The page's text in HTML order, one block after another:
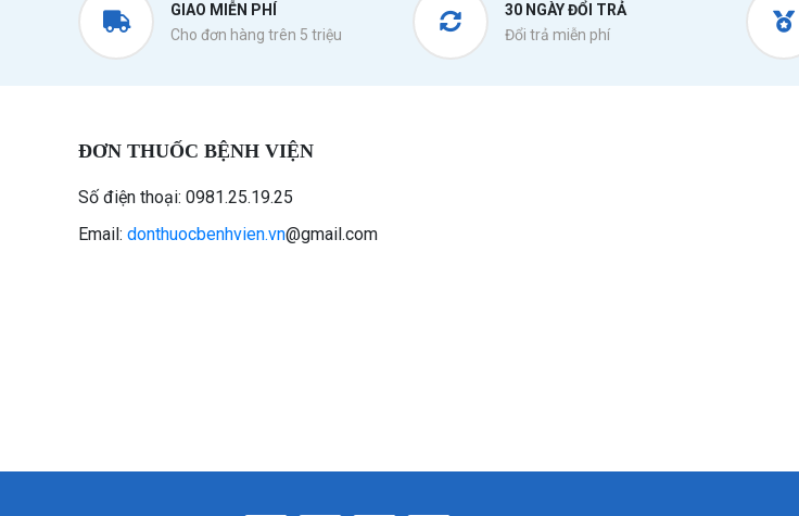
GIAO MIỄN PHÍ
Cho đơn hàng trên 5 triệu
30 NGÀY ĐỔI TRẢ
Đổi trả miễn phí
ĐƠN THUỐC BỆNH VIỆN
Số điện thoại: 0981.25.19.25
Email: donthuocbenhvien.vn@gmail.com